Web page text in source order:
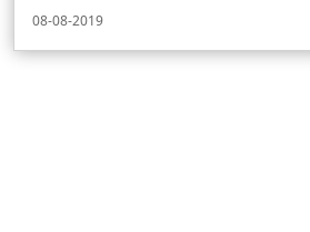
08-08-2019